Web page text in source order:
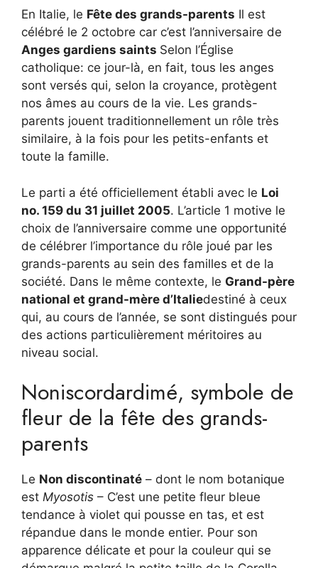
En Italie, le Fête des grands-parents Il est
célébré le 2 octobre car c’est l’anniversaire de
Anges gardiens saints Selon l’Église
catholique: ce jour-là, en fait, tous les anges
sont versés qui, selon la croyance, protègent
nos âmes au cours de la vie. Les grands-
parents jouent traditionnellement un rôle très
similaire, à la fois pour les petits-enfants et
toute la famille.
Le parti a été officiellement établi avec le Loi
no. 159 du 31 juillet 2005. L’article 1 motive le
choix de l’anniversaire comme une opportunité
de célébrer l’importance du rôle joué par les
grands-parents au sein des familles et de la
société. Dans le même contexte, le Grand-père
national et grand-mère d’Italiedestiné à ceux
qui, au cours de l’année, se sont distingués pour
des actions particulièrement méritoires au
niveau social.
Noniscordardimé, symbole de
fleur de la fête des grands-
parents
Le Non discontinaté – dont le nom botanique
est Myosotis – C’est une petite fleur bleue
tendance à violet qui pousse en tas, et est
répandue dans le monde entier. Pour son
apparence délicate et pour la couleur qui se